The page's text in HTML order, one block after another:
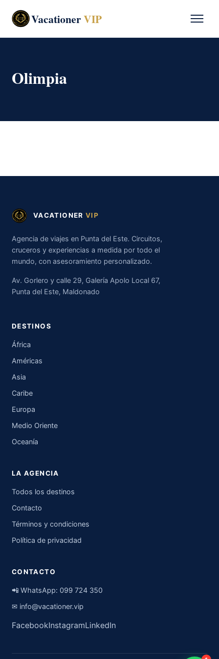
VacationerVIP
Olimpia
VACATIONER VIP
Agencia de viajes en Punta del Este. Circuitos,
cruceros y experiencias a medida por todo el
mundo, con asesoramiento personalizado.
Av. Gorlero y calle 29, Galería Apolo Local 67,
Punta del Este, Maldonado
DESTINOS
África
Américas
Asia
Caribe
Europa
Medio Oriente
Oceanía
LA AGENCIA
Todos los destinos
Contacto
Términos y condiciones
Política de privacidad
CONTACTO
📲 WhatsApp: 099 724 350
✉ info@vacationer.vip
FacebookInstagramLinkedIn